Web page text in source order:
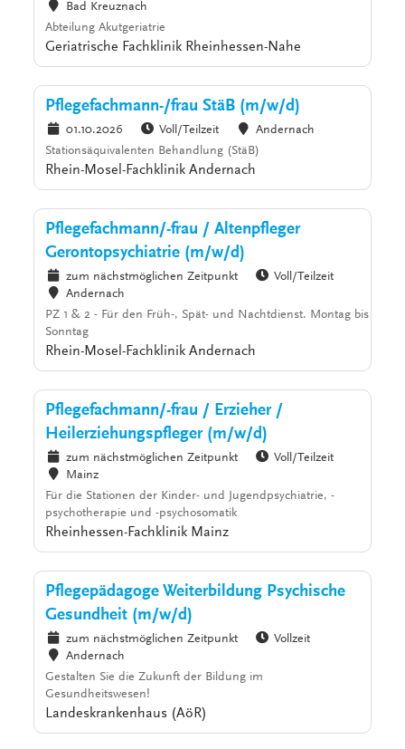
Bad Kreuznach
Abteilung Akutgeriatrie
Geriatrische Fachklinik Rheinhessen-Nahe
Pflegefachmann-/frau StäB (m/w/d)
01.10.2026 Voll/Teilzeit
Andernach
Stationsäquivalenten Behandlung (StäB)
Rhein-Mosel-Fachklinik Andernach
Pflegefachmann/-frau / Altenpfleger
Gerontopsychiatrie (m/w/d)
zum nächstmöglichen Zeitpunkt
Voll/Teilzeit
Andernach
PZ 1 & 2 - Für den Früh-, Spät- und Nachtdienst. Montag bis
Sonntag
Rhein-Mosel-Fachklinik Andernach
Pflegefachmann/-frau / Erzieher /
Heilerziehungspfleger (m/w/d)
zum nächstmöglichen Zeitpunkt
Voll/Teilzeit
Mainz
Für die Stationen der Kinder- und Jugendpsychiatrie, -
psychotherapie und -psychosomatik
Rheinhessen-Fachklinik Mainz
Pflegepädagoge Weiterbildung Psychische
Gesundheit (m/w/d)
zum nächstmöglichen Zeitpunkt
Vollzeit
Andernach
Gestalten Sie die Zukunft der Bildung im
Gesundheitswesen!
Landeskrankenhaus (AöR)